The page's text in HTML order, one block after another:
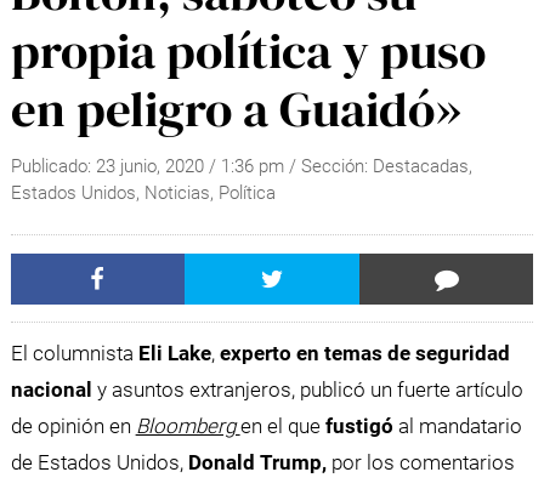
propia política y puso
en peligro a Guaidó»
Publicado: 23 junio, 2020/ 1:36 pm / Sección: Destacadas,
Estados Unidos, Noticias, Política
El columnista Eli Lake,experto en temas de seguridad
nacional y asuntos extranjeros, publicó un fuerte artículo
de opinión en Bloombergen el que fustigó al mandatario
de Estados Unidos, Donald Trump, por los comentarios